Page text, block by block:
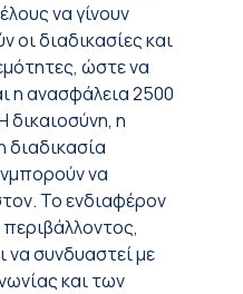
να γίνουν
οι διαδικασίες και
ώστε να
η ανασφάλεια 2500
δικαιοσύνη, η
διαδικασία
να
Το ενδιαφέρον
να συνδυαστεί με
και των